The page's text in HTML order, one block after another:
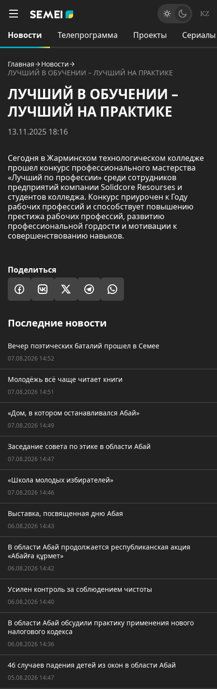
KZ
Новости Телепрограмма Проекты Сериалы
Главная
Новости
ЛУЧШИЙ В ОБУЧЕНИИ – ЛУЧШИЙ НА ПРАКТИКЕ
ЛУЧШИЙ В ОБУЧЕНИИ –
ЛУЧШИЙ НА ПРАКТИКЕ
13.11.2025 18:16
Сегодня в Жарминском технологическом колледже
прошел конкурс профессионального мастерства
«Лучший по профессии» среди сотрудников
предприятий компании Solidcore Resourses и
студентов колледжа. Конкурс приурочен к Году
рабочих профессий и способствует повышению
престижа рабочих профессий, развитию
профессиональной гордости и мотивации к
совершенствованию навыков.
Поделиться
Последние новости
Вечер поэтических баталий прошел в Семее
07.08.2026 14:52
Молодёжь всё чаще читает книги
07.08.2026 14:51
«Дом, в котором останавливался Абай»
07.08.2026 14:49
Заседание совета по этике в области Абай
07.08.2026 14:47
«Школа молодых избирателей»
07.08.2026 14:46
Выставка, посвященная дню Абая
06.08.2026 14:43
В области Абай продолжается республиканская акция
«Абайға құрмет»
06.08.2026 14:42
Усилен контроль за соблюдением чистоты
06.08.2026 14:40
В области Абай обсудили практику применения нового
налогового кодекса
06.08.2026 14:36
46 случаев падения детей из окон в области Абай
05.08.2026 14:47